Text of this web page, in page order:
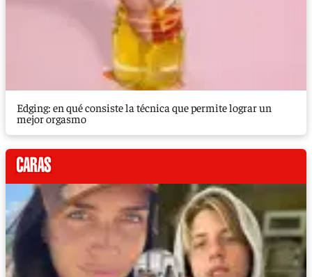
Edging: en qué consiste la técnica que permite lograr un
mejor orgasmo